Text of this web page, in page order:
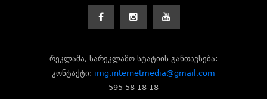
რეკლამა, სარეკლამო სტატიის განთავსება:
კონტაქტი: img.internetmedia@gmail.com
595 58 18 18